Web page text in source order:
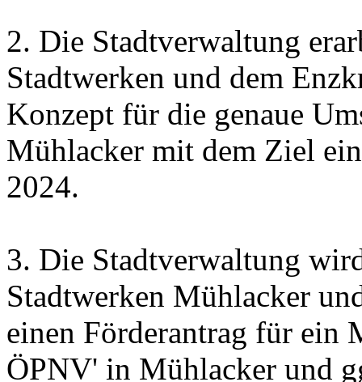
2. Die Stadtverwaltung
Stadtwerken und dem
Konzept für die genaue
Mühlacker mit dem Ziel
2024.
3. Die Stadtverwaltung
Stadtwerken Mühlacker
einen Förderantrag für ein
ÖPNV' in Mühlacker und